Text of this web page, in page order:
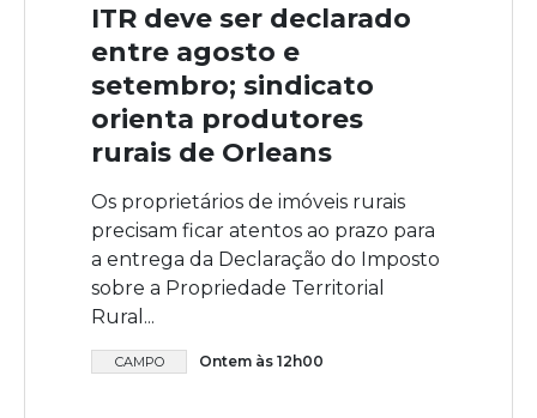
ITR deve ser declarado
entre agosto e
setembro; sindicato
orienta produtores
rurais de Orleans
Os proprietários de imóveis rurais
precisam ficar atentos ao prazo para
a entrega da Declaração do Imposto
sobre a Propriedade Territorial
Rural...
CAMPO Ontem às 12h00